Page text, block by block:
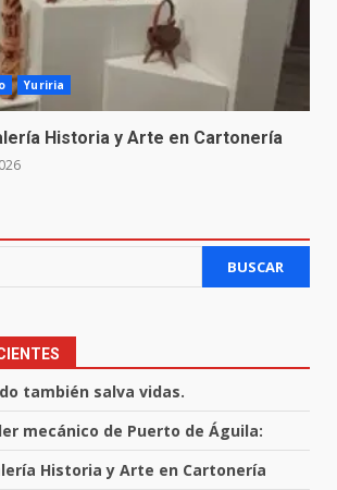
Yuriria
Historia y Arte en Cartonería
BUSCAR
también salva vidas.
mecánico de Puerto de Águila:
Historia y Arte en Cartonería